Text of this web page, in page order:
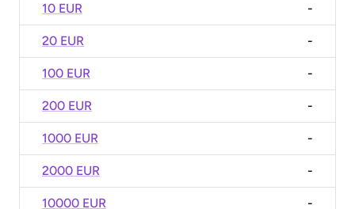
10 EUR -
20 EUR -
100 EUR -
200 EUR -
1000 EUR -
2000 EUR -
10000 EUR -